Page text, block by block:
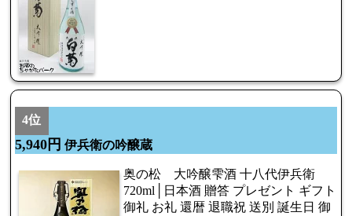
4位
5,940円 伊兵衛の吟醸蔵
奥の松 大吟醸雫酒 十八代伊兵衛
720ml│日本酒 贈答 プレゼント ギフト
御礼 お礼 還暦 退職祝 送別 誕生日 御